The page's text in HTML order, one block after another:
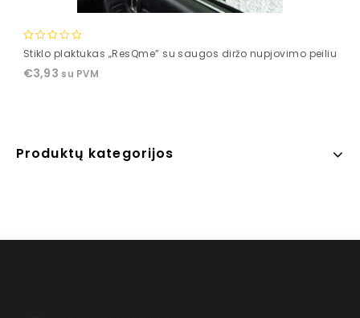
0
of
Stiklo plaktukas „ResQme” su saugos diržo nupjovimo peiliu
€3,93 su PVM
Produktų kategorijos